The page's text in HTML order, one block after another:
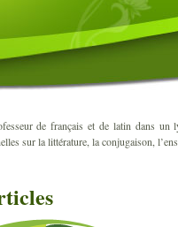
de français et de latin dans
sur la littérature, la conjugaison,